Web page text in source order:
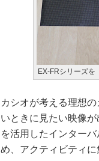
EX-FRシリーズを
カシオが考える理想
いときに見たい映像
を活用したインター
め、アクティビティに